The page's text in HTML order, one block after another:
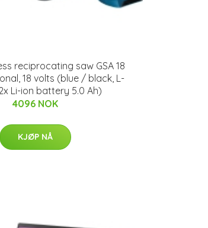
reciprocating saw GSA 18
18 volts (blue / black, L-
Li-ion battery 5.0 Ah)
4096 NOK
KJØP NÅ